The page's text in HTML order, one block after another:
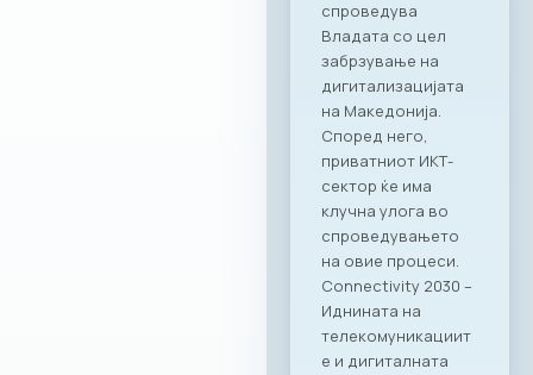
соработка ќе
донесе нови
можности и
вистинска
додадена
вредност за
компаниите
членки. Како
патрон партнер, за
заедницата на
МАСИТ
подготвивме
специјална
програма со
ексклузивни